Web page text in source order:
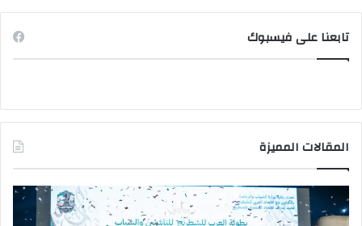
تابعنا على فيسبوك
المقالات المميزة
التعليم